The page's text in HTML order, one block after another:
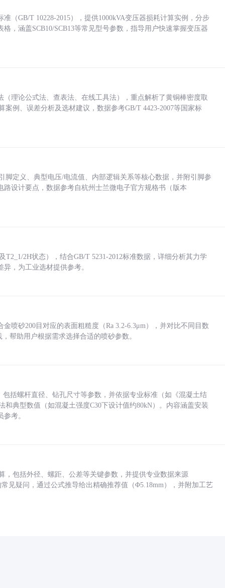
（GB/T 10228-2015），提供1000kVA变压器损耗计算实例，分步
，涵盖SCB10/SCB13等常见型号参数，指导用户快速掌握变压器
理论公式法、查表法、在线工具法），重点解析了黄铜棒密度取
案例、误差分析及选材建议，数据参考GB/T 4423-2007等国家标
脚定义、典型电压/电流值、内部逻辑关系等核心数据，并附引脚参
设计要点，数据参考自杭州士兰微电子官方规格书（版本
2H状态），结合GB/T 5231-2012标准数据，详细分析其力学
，为工业选材提供参考。
喷砂200目对应的表面粗糙度（Ra 3.2-6.3μm），并对比不同目数
帮助用户根据需求选择合适的喷砂参数。
括螺杆直径、钻孔尺寸等参数，并依据专业标准（如《混凝土结
和典型数值（如混凝土强度C30下设计值约80kN）。内容涵盖安装
考。
，包括外径、螺距、公差等关键参数，并提供专业数据来源
见疑问，通过公式推导给出精确推荐值（Φ5.18mm），并附加工艺